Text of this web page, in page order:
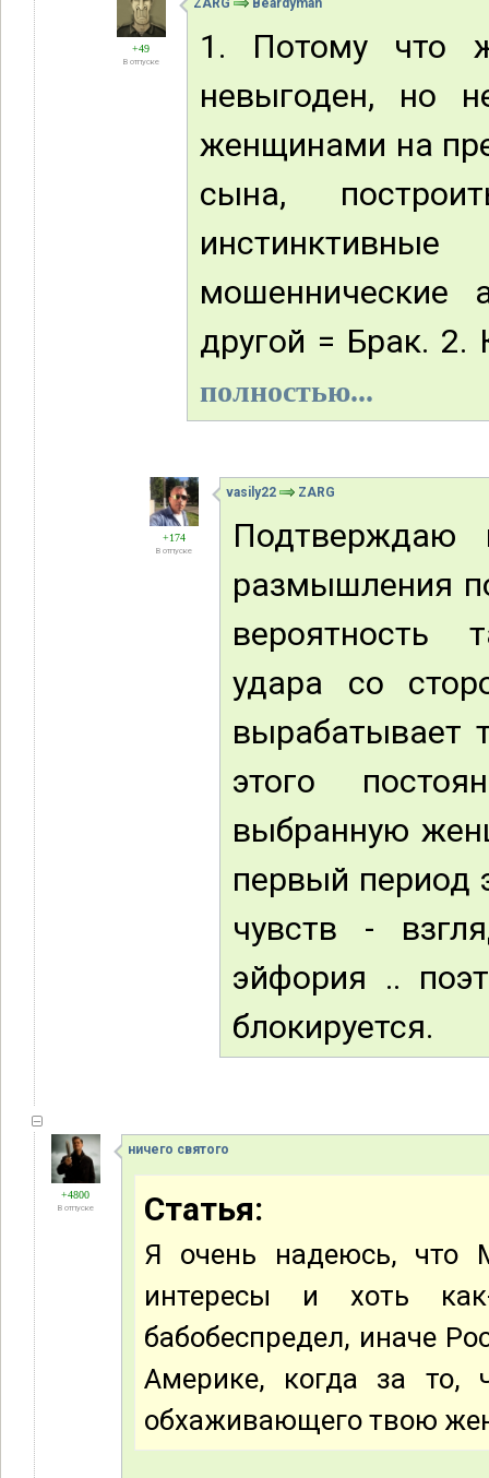
+49
В отпуске
ZARG Beardyman
1. Потому что
невыгоден, но
женщинами на
сына,
мошеннические
другой = Брак. 2.
полностью...
+174
В отпуске
vasily22 ZARG
размышления
вероятность
удара со
вырабатывает
этого
выбранную
первый период
чувств -
эйфория ..
блокируется.
+4800
В отпуске
ничего святого
Статья:
Я очень надеюсь, что
интересы и хоть
бабобеспредел, иначе
Америке, когда за то,
обхаживающего твою